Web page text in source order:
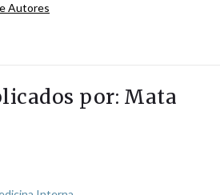
Autores
por: Mata